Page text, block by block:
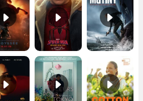
Les Silences de Riyad Bande-annonce VO STFR Cotton Queen Bande-annonce VO STFR